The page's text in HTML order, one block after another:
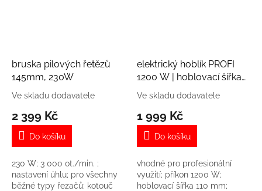
bruska pilových řetězů
145mm, 230W
Ve skladu dodavatele
2 399 Kč
Do košíku
230 W; 3 000 ot./min. ;
nastavení úhlu; pro všechny
běžné typy řezačů; kotouč
elektrický hoblík PROFI
1200 W | hoblovací šířka
110 mm | s falcováním
Ve skladu dodavatele
1 999 Kč
Do košíku
vhodné pro profesionální
využití; příkon 1200 W;
hoblovací šířka 110 mm;